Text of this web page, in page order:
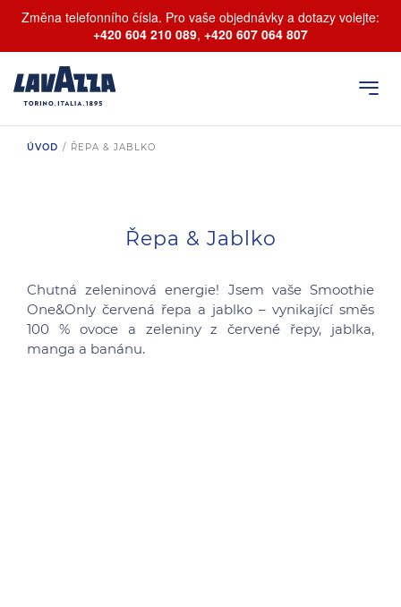
Změna telefonního čísla. Pro vaše objednávky a dotazy volejte:
+420 604 210 089, +420 607 064 807
ÚVOD / ŘEPA & JABLKO
Řepa & Jablko
Chutná zeleninová energie! Jsem vaše Smoothie
One&Only červená řepa a jablko – vynikající směs
100 % ovoce a zeleniny z červené řepy, jablka,
manga a banánu.